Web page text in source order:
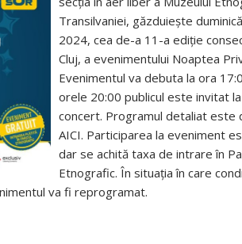
Transilvaniei, găzduiește
2024, cea de-a 11-a ediție
Cluj, a evenimentului Noaptea
Evenimentul va debuta la ora
orele 20:00 publicul este invitat
concert. Programul detaliat este
AICI. Participarea la eveniment
dar se achită taxa de intrare în
Etnografic. În situația în care
va fi reprogramat.